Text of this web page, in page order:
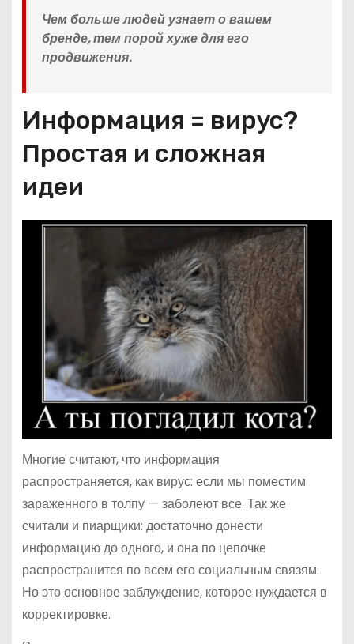
Чем больше людей узнает о вашем
бренде, тем порой хуже для его
продвижения.
Информация = вирус?
Простая и сложная
идеи
Многие считают, что информация
распространяется, как вирус: если мы поместим
зараженного в толпу — заболеют все. Так же
считали и пиарщики: достаточно донести
информацию до одного, и она по цепочке
распространится по всем его социальным связям.
Но это основное заблуждение, которое нуждается в
корректировке.